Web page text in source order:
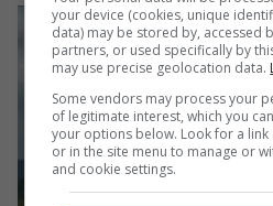
your device (cookies, unique
data) may be stored by, accessed
partners, or used specifically by
may use precise geolocation data.
Some vendors may process your
of legitimate interest, which you
your options below. Look for a
or in the site menu to manage or
and cookie settings.